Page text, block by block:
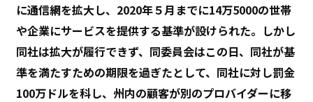
に通信網を拡大し、2020年５月までに14万5000の世帯
や企業にサービスを提供する基準が設けられた。しかし
同社は拡大が履行できず、同委員会はこの日、同社が基
準を満たすための期限を過ぎたとして、同社に対し罰金
100万ドルを科し、州内の顧客が別のプロバイダーに移